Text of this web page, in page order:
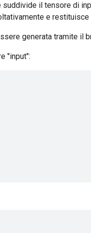
suddivide il tensore di
e
generata tramite il
"input":